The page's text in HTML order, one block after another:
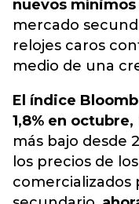
nuevos
mercado
relojes caros
medio de una
El índice
1,8% en octubre,
más bajo desde
los precios de
comercializados